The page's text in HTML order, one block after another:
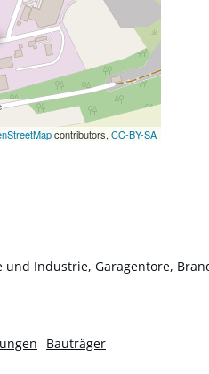
contributors, CC-BY-SA
und Industrie, Garagentore,
Bauträger